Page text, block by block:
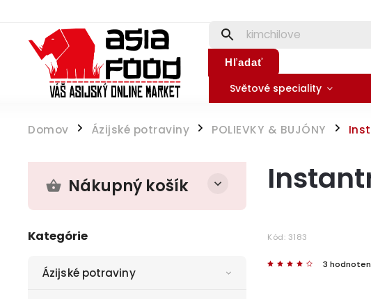
Hľadať
Světové speciality
Domov / Ázijské potraviny / POLIEVKY & BUJÓNY /
Nákupný košík
Kategórie
Ázijské potraviny
Kód: 3183
3